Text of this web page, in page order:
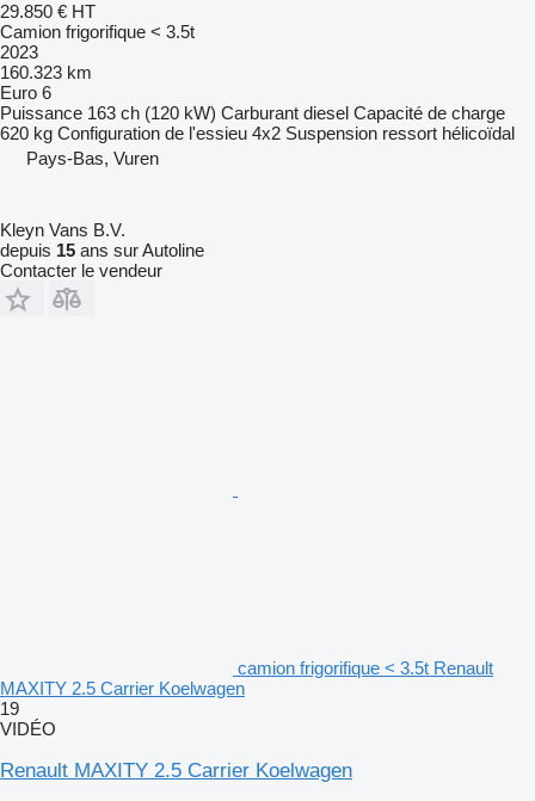
29.850 € HT
Camion frigorifique < 3.5t
2023
160.323 km
Euro 6
Puissance 163 ch (120 kW) Carburant diesel Capacité de charge
620 kg Configuration de l'essieu 4x2 Suspension ressort hélicoïdal
Pays-Bas, Vuren
Kleyn Vans B.V.
depuis 15 ans sur Autoline
Contacter le vendeur
camion frigorifique < 3.5t Renault
MAXITY 2.5 Carrier Koelwagen
19
VIDÉO
Renault MAXITY 2.5 Carrier Koelwagen